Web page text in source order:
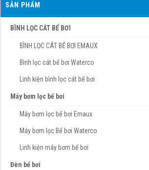
SẢN PHẨM
BÌNH LỌC CÁT BỂ BƠI
BÌNH LỌC CÁT BỂ BƠI EMAUX
Bình lọc cát bể bơi Waterco
Linh kiện bình lọc cát bể bơi
Máy bơm lọc bể bơi
Máy bơm lọc bể bơi Emaux
Máy bơm lọc Bể bơi Waterco
Linh kiện máy bơm bể bơi
Đèn bể bơi